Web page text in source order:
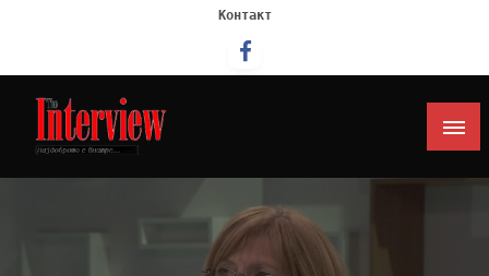
Контакт
Интервју